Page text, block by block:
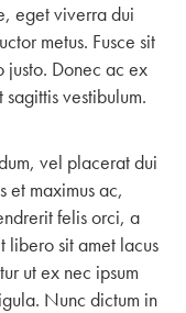
eget viverra dui
metus. Fusce sit
justo. Donec ac ex
vestibulum.
vel placerat dui
et maximus ac,
felis orci, a
sit amet lacus
ut ex nec ipsum
Nunc dictum in